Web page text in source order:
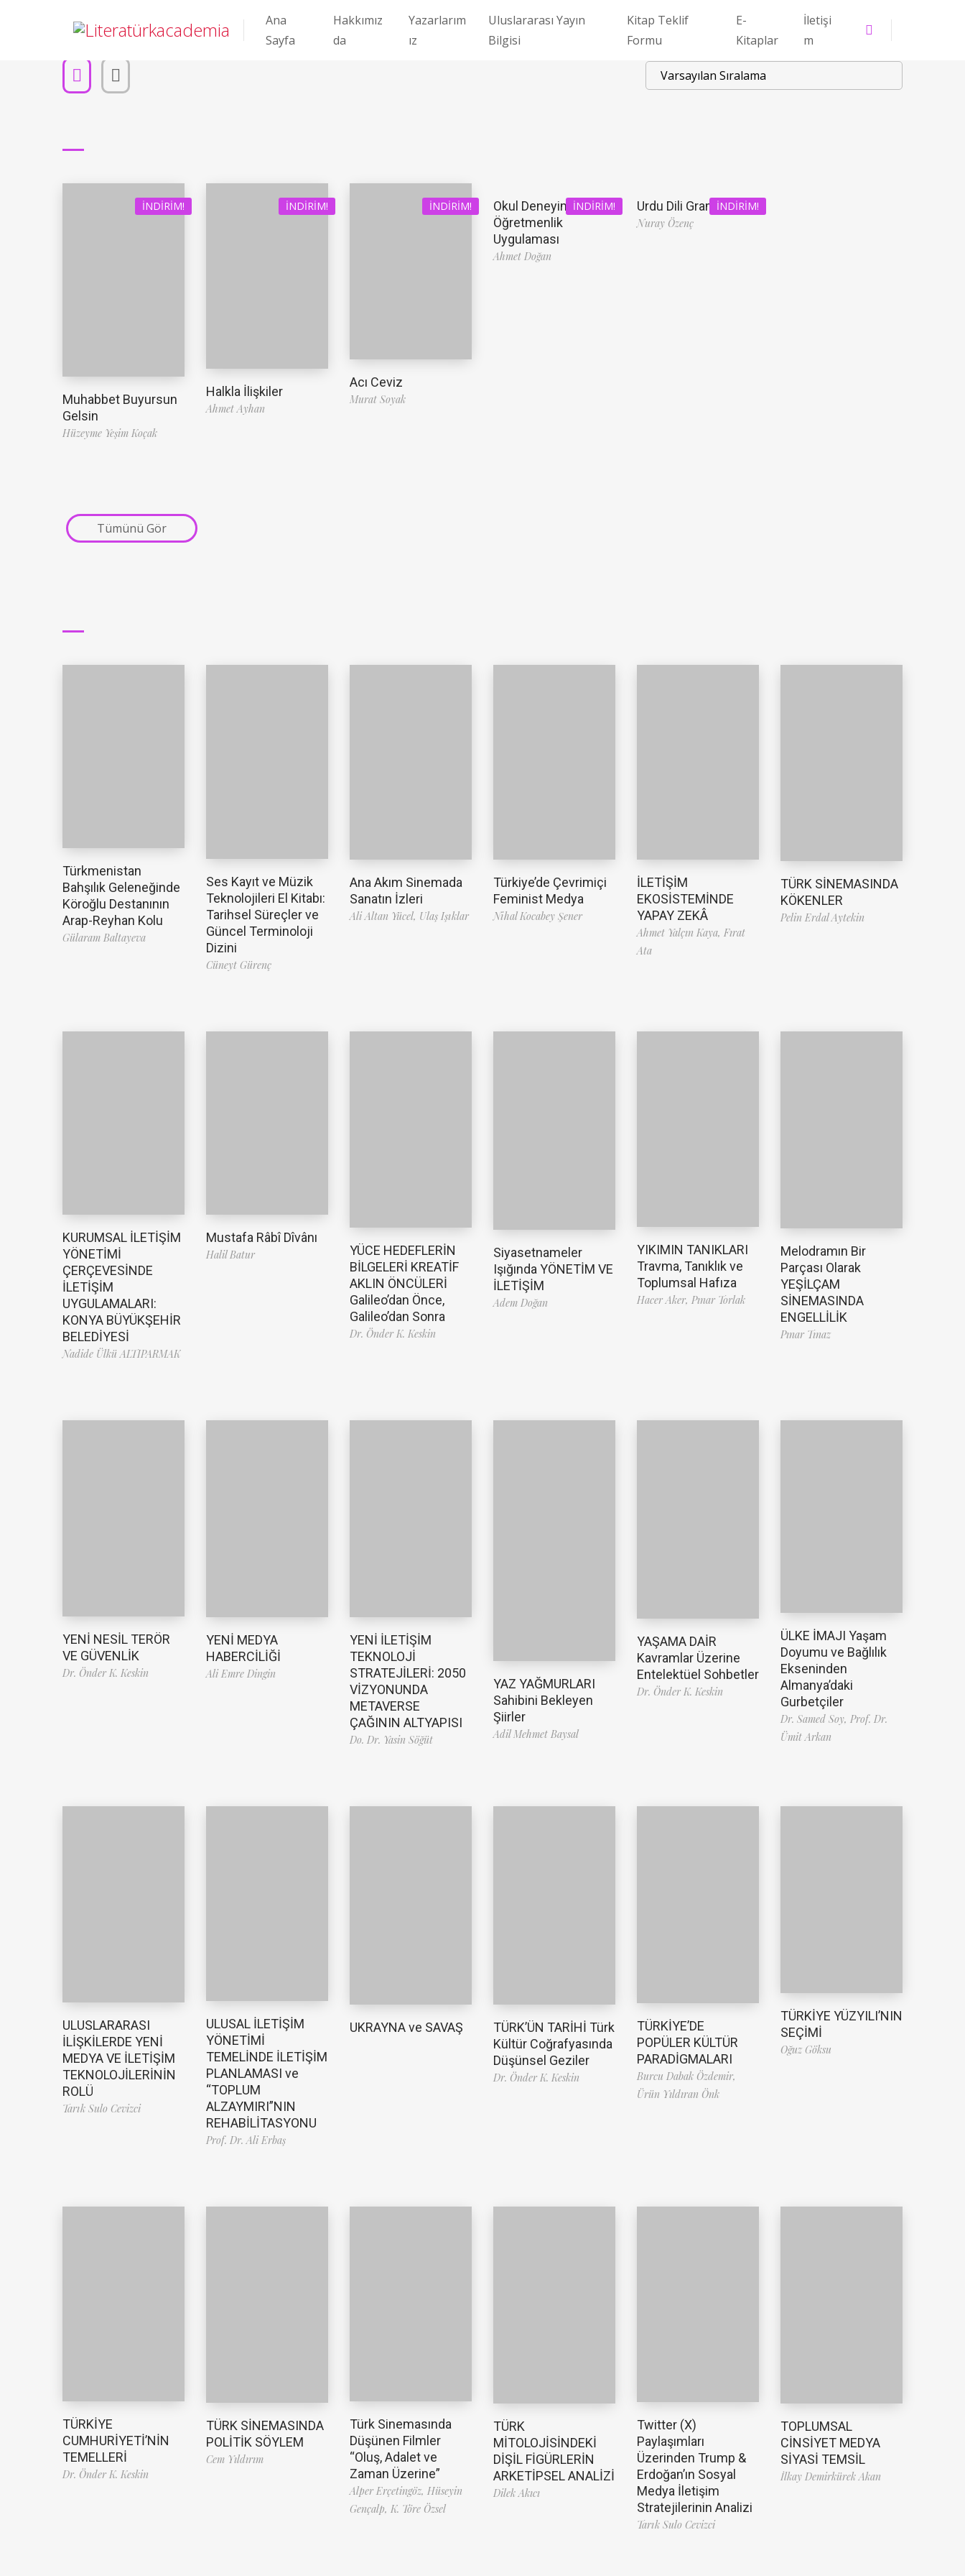
Ana
Sayfa
Hakkımız
da
Yazarlarım
ız
Uluslararası Yayın
Bilgisi
Kitap Teklif
Formu
E-
Kitaplar
İletişi
m
İNDIRIM!
Muhabbet Buyursun
Gelsin
Hüzeyme Yeşim Koçak
İNDIRIM!
Halkla İlişkiler
Ahmet Ayhan
İNDIRIM!
Acı Ceviz
Murat Soyak
İNDIRIM!
Okul Deneyimi ve
Öğretmenlik
Uygulaması
Ahmet Doğan
İNDIRIM!
Urdu Dili Grameri
Nuray Özenç
Tümünü Gör
Türkmenistan
Bahşılık Geleneğinde
Köroğlu Destanının
Arap-Reyhan Kolu
Gülaram Baltayeva
Ses Kayıt ve Müzik
Teknolojileri El Kitabı:
Tarihsel Süreçler ve
Güncel Terminoloji
Dizini
Cüneyt Gürenç
Ana Akım Sinemada
Sanatın İzleri
Ali Altan Yücel, Ulaş Işıklar
Türkiye’de Çevrimiçi
Feminist Medya
Nihal Kocabey Şener
İLETİŞİM
EKOSİSTEMİNDE
YAPAY ZEKÂ
Ahmet Yalçın Kaya, Fırat
Ata
TÜRK SİNEMASINDA
KÖKENLER
Pelin Erdal Aytekin
KURUMSAL İLETİŞİM
YÖNETİMİ
ÇERÇEVESİNDE
İLETİŞİM
UYGULAMALARI:
KONYA BÜYÜKŞEHİR
BELEDİYESİ
Nadide Ülkü ALTIPARMAK
Mustafa Râbî Dîvânı
Halil Batur
YÜCE HEDEFLERİN
BİLGELERİ KREATİF
AKLIN ÖNCÜLERİ
Galileo’dan Önce,
Galileo’dan Sonra
Dr. Önder K. Keskin
Siyasetnameler
Işığında YÖNETİM VE
İLETİŞİM
Adem Doğan
YIKIMIN TANIKLARI
Travma, Tanıklık ve
Toplumsal Hafıza
Hacer Aker, Pınar Torlak
Melodramın Bir
Parçası Olarak
YEŞİLÇAM
SİNEMASINDA
ENGELLİLİK
Pınar Tınaz
YENİ NESİL TERÖR
VE GÜVENLİK
Dr. Önder K. Keskin
YENİ MEDYA
HABERCİLİĞİ
Ali Emre Dingin
YENİ İLETİŞİM
TEKNOLOJİ
STRATEJİLERİ: 2050
VİZYONUNDA
METAVERSE
ÇAĞININ ALTYAPISI
Do. Dr. Yasin Söğüt
YAZ YAĞMURLARI
Sahibini Bekleyen
Şiirler
Adil Mehmet Baysal
YAŞAMA DAİR
Kavramlar Üzerine
Entelektüel Sohbetler
Dr. Önder K. Keskin
ÜLKE İMAJI Yaşam
Doyumu ve Bağlılık
Ekseninden
Almanya’daki
Gurbetçiler
Dr. Samed Soy, Prof. Dr.
Ümit Arkan
ULUSLARARASI
İLİŞKİLERDE YENİ
MEDYA VE İLETİŞİM
TEKNOLOJİLERİNİN
ROLÜ
Tarık Sulo Cevizci
ULUSAL İLETİŞİM
YÖNETİMİ
TEMELİNDE İLETİŞİM
PLANLAMASI ve
“TOPLUM
ALZAYMIRI”NIN
REHABİLİTASYONU
Prof. Dr. Ali Erbaş
UKRAYNA ve SAVAŞ
TÜRK’ÜN TARİHİ Türk
Kültür Coğrafyasında
Düşünsel Geziler
Dr. Önder K. Keskin
TÜRKİYE’DE
POPÜLER KÜLTÜR
PARADİGMALARI
Burcu Dabak Özdemir,
Ürün Yıldıran Önk
TÜRKİYE YÜZYILI’NIN
SEÇİMİ
Oğuz Göksu
TÜRKİYE
CUMHURİYETİ’NİN
TEMELLERİ
Dr. Önder K. Keskin
TÜRK SİNEMASINDA
POLİTİK SÖYLEM
Cem Yıldırım
Türk Sinemasında
Düşünen Filmler
“Oluş, Adalet ve
Zaman Üzerine”
Alper Erçetingöz, Hüseyin
Gençalp, K. Töre Özsel
TÜRK
MİTOLOJİSİNDEKİ
DİŞİL FİGÜRLERİN
ARKETİPSEL ANALİZİ
Dilek Akıcı
Twitter (X)
Paylaşımları
Üzerinden Trump &
Erdoğan’ın Sosyal
Medya İletişim
Stratejilerinin Analizi
Tarık Sulo Cevizci
TOPLUMSAL
CİNSİYET MEDYA
SİYASİ TEMSİL
İlkay Demirkürek Akan